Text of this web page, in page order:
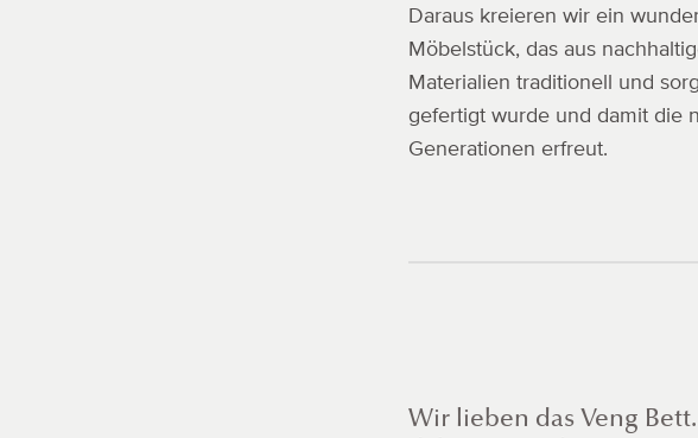
Daraus kreieren wir ein
Möbelstück, das aus
Materialien traditionell und
gefertigt wurde und damit die
Generationen erfreut.
Wir lieben das Veng